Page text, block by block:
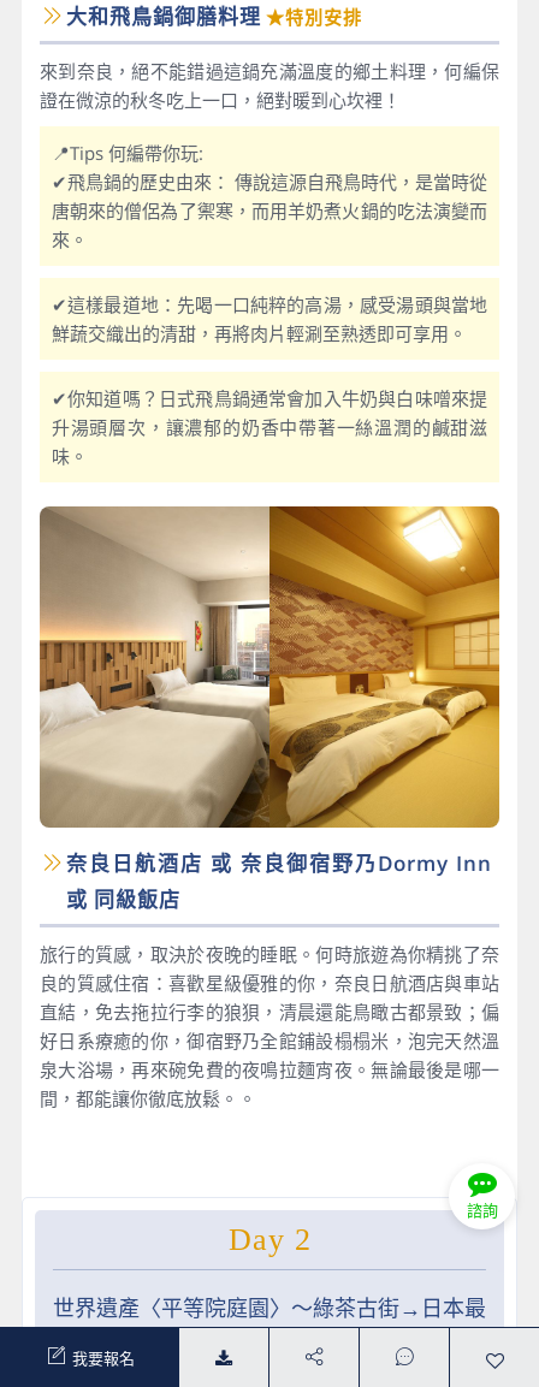
我要報名
大和飛鳥鍋御膳料理 ★特別安排
來到奈良，絕不能錯過這鍋充滿溫度的鄉土料理，何編保
證在微涼的秋冬吃上一口，絕對暖到心坎裡！
📍Tips 何編帶你玩:
✔飛鳥鍋的歷史由來： 傳說這源自飛鳥時代，是當時從
唐朝來的僧侶為了禦寒，而用羊奶煮火鍋的吃法演變而
來。
✔這樣最道地：先喝一口純粹的高湯，感受湯頭與當地
鮮蔬交織出的清甜，再將肉片輕涮至熟透即可享用。
✔你知道嗎？日式飛鳥鍋通常會加入牛奶與白味噌來提
升湯頭層次，讓濃郁的奶香中帶著一絲溫潤的鹹甜滋
味。
奈良日航酒店 或 奈良御宿野乃Dormy Inn
或 同級飯店
旅行的質感，取決於夜晚的睡眠。何時旅遊為你精挑了奈
良的質感住宿：喜歡星級優雅的你，奈良日航酒店與車站
直結，免去拖拉行李的狼狽，清晨還能鳥瞰古都景致；偏
好日系療癒的你，御宿野乃全館鋪設榻榻米，泡完天然溫
泉大浴場，再來碗免費的夜鳴拉麵宵夜。無論最後是哪一
間，都能讓你徹底放鬆。。
Day 2
世界遺產〈平等院庭園〉～綠茶古街→日本最
古老神社〈宇治上神社〉→ 千本鳥居〈伏見
諮詢